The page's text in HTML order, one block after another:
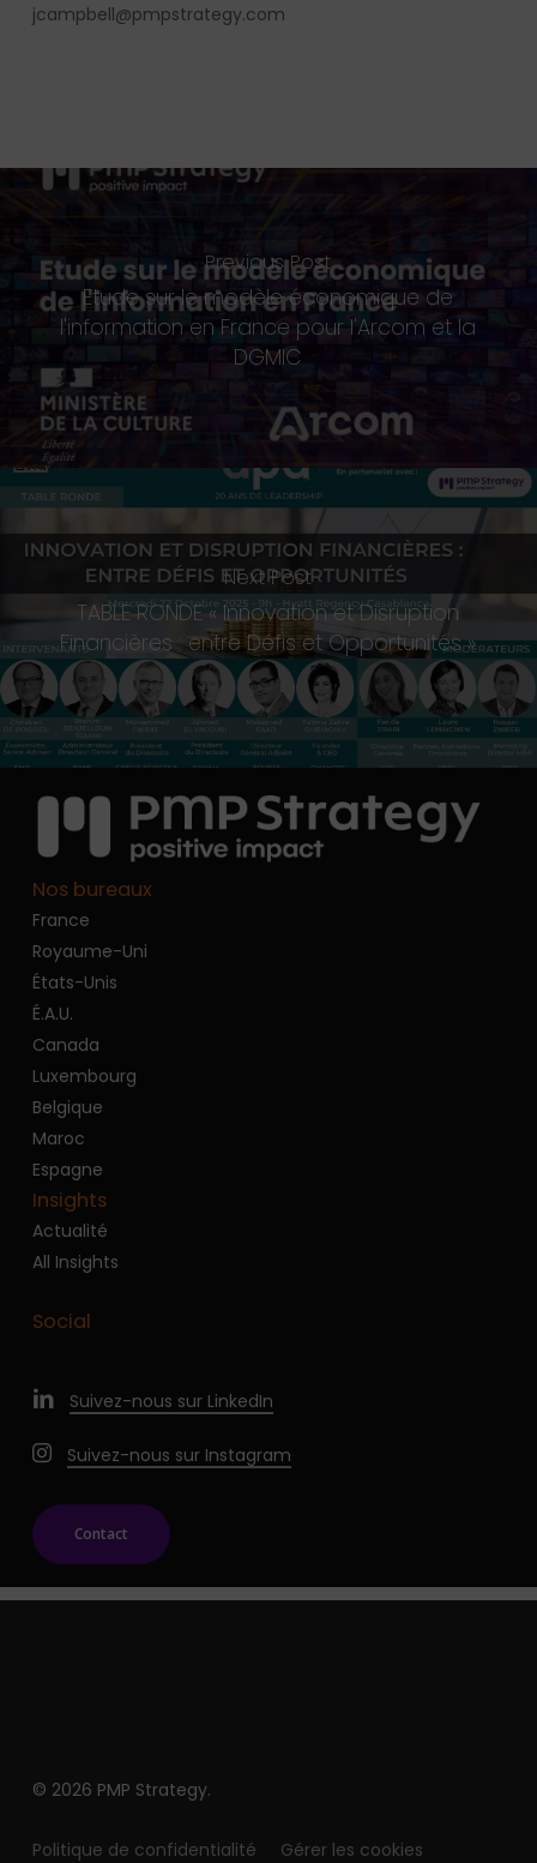
jcampbell@pmpstrategy.com
Previous Post
Etude sur le modèle économique de
l'information en France pour l'Arcom et la
DGMIC
Next Post
TABLE RONDE « Innovation et Disruption
Financières : entre Défis et Opportunités »
Nos bureaux
France
Royaume-Uni
États-Unis
É.A.U.
Canada
Luxembourg
Belgique
Maroc
Espagne
Insights
Actualité
All Insights
Social
Suivez-nous sur LinkedIn
Suivez-nous sur Instagram
Contact
© 2026 PMP Strategy.
Politique de confidentialité Gérer les cookies